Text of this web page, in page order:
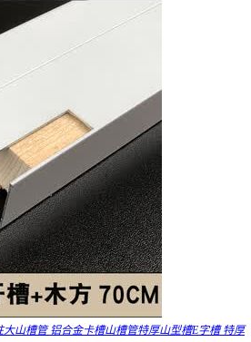
山槽管 铝合金卡槽山槽管特厚山型槽E字槽 特厚